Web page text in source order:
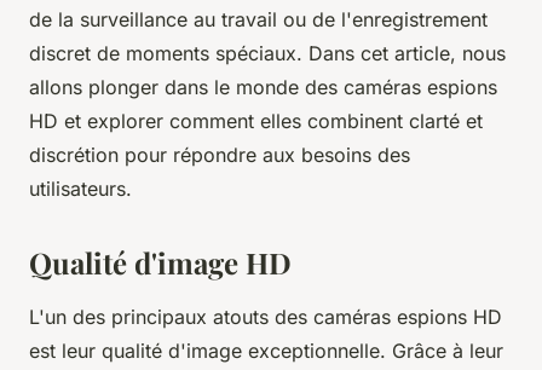
de la surveillance au travail ou de l'enregistrement
discret de moments spéciaux. Dans cet article, nous
allons plonger dans le monde des caméras espions
HD et explorer comment elles combinent clarté et
discrétion pour répondre aux besoins des
utilisateurs.
Qualité d'image HD
L'un des principaux atouts des caméras espions HD
est leur qualité d'image exceptionnelle. Grâce à leur